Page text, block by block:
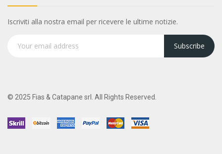
Iscriviti alla nostra email per ricevere le ultime notizie.
Subscribe
© 2025 Fias & Catapane srl. All Rights Reserved.